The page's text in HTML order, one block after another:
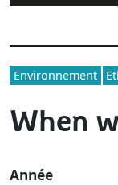
Environnement
When
Année